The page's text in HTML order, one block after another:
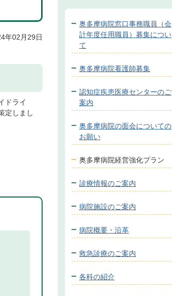
年02月29日
ドライ
定しまし
奥多摩病院窓口事務職員（会
計年度任用職員）募集につい
て
奥多摩病院看護師募集
認知症疾患医療センターのご
案内
奥多摩病院の面会についての
お願い
奥多摩病院経営強化プラン
診療情報のご案内
病院施設のご案内
病院概要・沿革
救急診療のご案内
各科の紹介